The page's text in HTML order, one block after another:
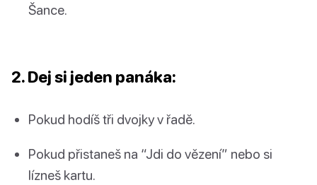
Šance.
2. Dej si jeden panáka:
Pokud hodíš tři dvojky v řadě.
Pokud přistaneš na “Jdi do vězení” nebo si
lízneš kartu.